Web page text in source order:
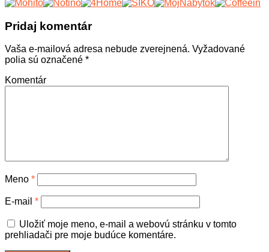
Pridaj komentár
Vaša e-mailová adresa nebude zverejnená. Vyžadované
polia sú označené *
Komentár
Meno *
E-mail *
Uložiť moje meno, e-mail a webovú stránku v tomto
prehliadači pre moje budúce komentáre.